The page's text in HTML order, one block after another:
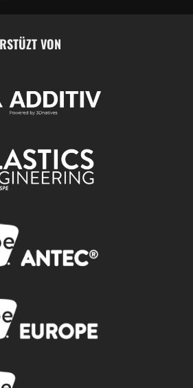
VON